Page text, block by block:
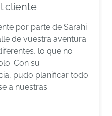
cliente
por parte de Sarahi
de vuestra aventura
lo que no
Con su
pudo planificar todo
a nuestras